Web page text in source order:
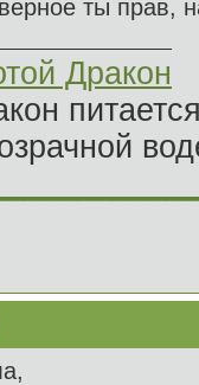
ты прав,
Дракон